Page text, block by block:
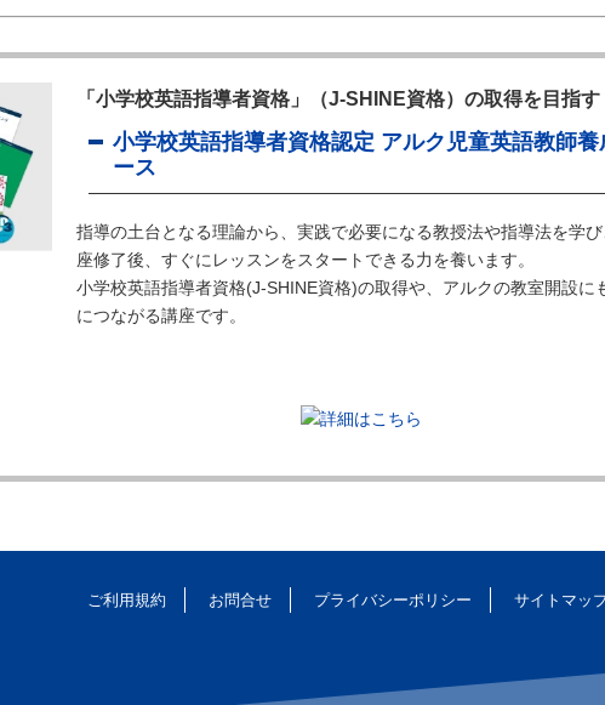
「小学校英語指導者資格」（J-SHINE資格）の取得を目指す
小学校英語指導者資格認定 アルク児童英語教師養
ース
指導の土台となる理論から、実践で必要になる教授法や指導法を学
座修了後、すぐにレッスンをスタートできる力を養います。
小学校英語指導者資格(J-SHINE資格)の取得や、アルクの教室開設に
につながる講座です。
ご利用規約 お問合せ プライバシーポリシー サイトマッ